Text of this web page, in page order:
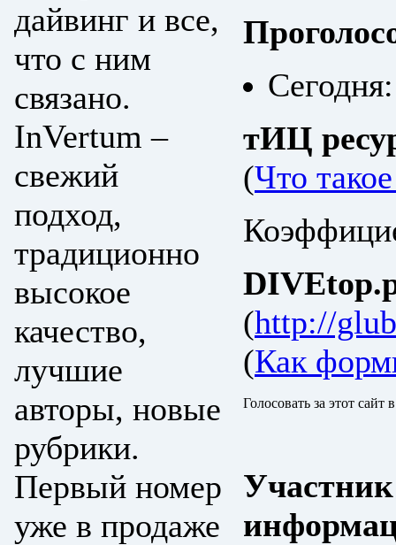
дайвинг и все,
что с ним
связано.
InVertum –
свежий
подход,
традиционно
высокое
качество,
лучшие
авторы, новые
рубрики.
Первый номер
уже в продаже
тИЦ
(Что
(http://
(Как
Голосовать за этот сайт